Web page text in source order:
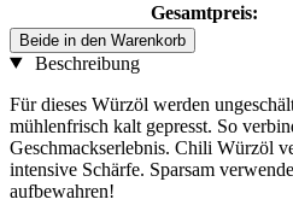
Gesamtpreis:
Beide in den Warenkorb
Beschreibung
Für dieses Würzöl werden
mühlenfrisch kalt gepresst. So
Geschmackserlebnis. Chili Würzöl
intensive Schärfe. Sparsam
aufbewahren!